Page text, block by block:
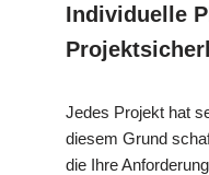
Individuelle
Jedes Projekt hat
diesem Grund
die Ihre